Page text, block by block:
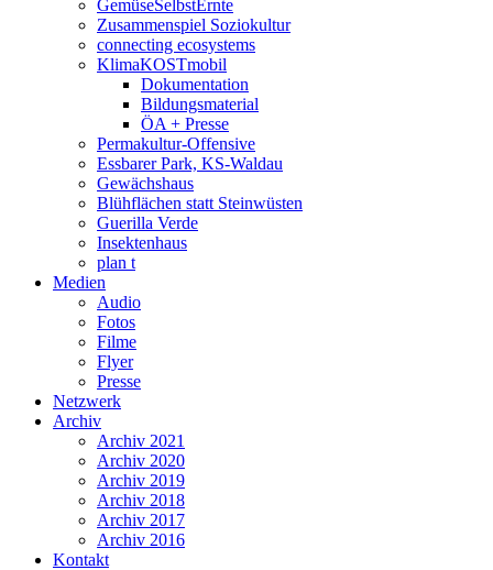
GemüseSelbstErnte
Zusammenspiel Soziokultur
connecting ecosystems
KlimaKOSTmobil
Dokumentation
Bildungsmaterial
ÖA + Presse
Permakultur-Offensive
Essbarer Park, KS-Waldau
Gewächshaus
Blühflächen statt Steinwüsten
Guerilla Verde
Insektenhaus
plan t
Medien
Audio
Fotos
Filme
Flyer
Presse
Netzwerk
Archiv
Archiv 2021
Archiv 2020
Archiv 2019
Archiv 2018
Archiv 2017
Archiv 2016
Kontakt